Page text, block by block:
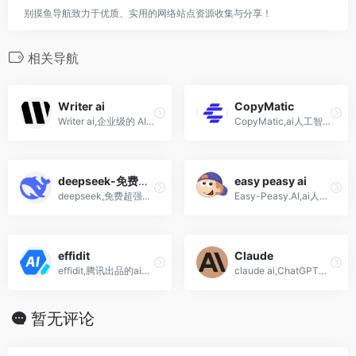
别摸鱼导航致力于优质、实用的网络站点资源收集与分享！
相关导航
Writer ai
Writer ai,企业级的 AI内容生成和优化平台,文章写作
CopyMatic
CopyMatic,ai人工智能自动写作网站软件工具
deepseek-免费超强写作
deepseek,免费超强写作!超便宜api-ai大语言模型驱动的智能助手
easy peasy ai
Easy-Peasy.AI,ai人工智能写作,绘画,音频转录工具网站
effidit
effidit,腾讯出品的ai智能写作助手工具,短语补全,智能纠错,润色,翻译
Claude
claude ai,ChatGPT强大对手!编程超强Claude 3.7 Sonnet(需要'科-学- 上-网才能正常访问)
暂无评论